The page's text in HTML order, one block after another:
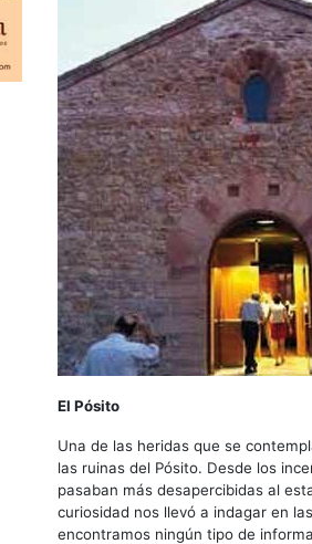
El Pósito
Una de las heridas que se
las ruinas del Pósito. Desde los
pasaban más desapercibidas al
curiosidad nos llevó a indagar en
encontramos ningún tipo de